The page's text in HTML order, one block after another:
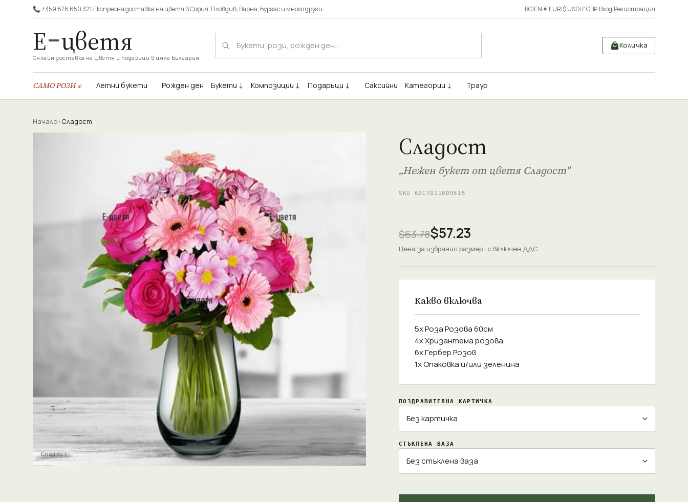
📞 +359 876 650 321·Експресна доставка на цветя вСофия, Пловдив, Варна, Бургаси много други. BG|EN·€ EUR|$ USD|£ GBP·Вход|Регистрация
Е цветя
Онлайн доставка на цветя и подаръци в цяла България
Количка
САМО РОЗИ ↓ Летни букети Рожден ден Букети ↓ Композиции ↓ Подаръци ↓ Саксийни Категории ↓ Траур
Начало›Сладост
Сладост
Сладост
„Нежен букет от цветя Сладост"
SKU 62C70110D9515
$63.78$57.23
Цена за избрания размер · с включен ДДС
Какво включва
5x Роза Розова 60см
4x Хризантема розова
6x Гербер Розов
1x Опаковка и/или зеленина
ПОЗДРАВИТЕЛНА КАРТИЧКА
СТЪКЛЕНА ВАЗА